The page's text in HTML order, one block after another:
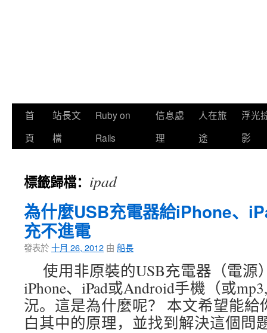
首
頁
站長文
檔
Ruby on
Rails
信息處
理
人在旅
途
浮光
影
標籤歸檔： ipad
為什麼USB充電器給iPhone、
充不進電
發表於十月 26, 2012 由 船長
使用非原裝的USB充電器（電源
iPhone、iPad或Android手機（或
況。這是為什麼呢？ 本文希望能
白其中的原理，並找到解決這個問